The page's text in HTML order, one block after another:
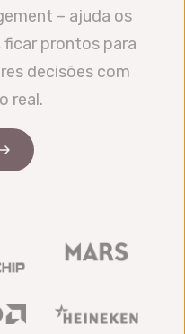
– ajuda os
prontos para
decisões com
real.